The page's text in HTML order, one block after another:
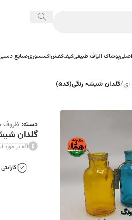
پوشاک الیاف طبیعیکیفکفشاکسسوریصنایع
/گلدان شیشه رنگی(کد۵)
دسته: ظروف
گلدان
اگه در مورد این